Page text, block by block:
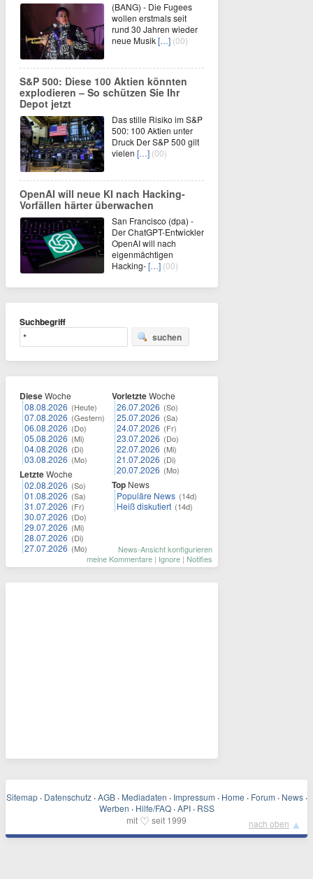
(BANG) - Die Fugees
wollen erstmals seit
rund 30 Jahren wieder
neue Musik[…] (00)
S&P 500: Diese 100 Aktien könnten
explodieren – So schützen Sie Ihr
Depot jetzt
Das stille Risiko im S&P
500: 100 Aktien unter
Druck Der S&P 500 gilt
vielen […] (00)
OpenAI will neue KI nach Hacking-
Vorfällen härter überwachen
San Francisco (dpa) -
Der ChatGPT-Entwickler
OpenAI will nach
eigenmächtigen
Hacking-[…] (00)
Suchbegriff
suchen
DieseWoche
08.08.2026 (Heute)
07.08.2026 (Gestern)
06.08.2026 (Do)
05.08.2026 (Mi)
04.08.2026 (Di)
03.08.2026 (Mo)
LetzteWoche
02.08.2026 (So)
01.08.2026 (Sa)
31.07.2026 (Fr)
30.07.2026 (Do)
29.07.2026 (Mi)
28.07.2026 (Di)
27.07.2026 (Mo)
VorletzteWoche
26.07.2026 (So)
25.07.2026 (Sa)
24.07.2026 (Fr)
23.07.2026 (Do)
22.07.2026 (Mi)
21.07.2026 (Di)
20.07.2026 (Mo)
Top News
Populäre News (14d)
Heiß diskutiert (14d)
News-Ansicht konfigurieren
meine Kommentare | Ignore | Notifies
Sitemap · Datenschutz · AGB · Mediadaten · Impressum · Home · Forum · News ·
Werben · Hilfe/FAQ · API · RSS
mit ♡ seit 1999 nach oben ▲